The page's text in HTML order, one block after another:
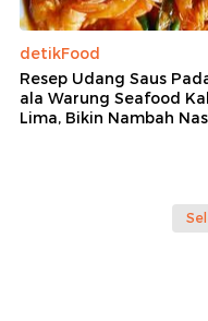
detikFood
Resep Udang Saus
ala Warung Seafood
Lima, Bikin Nambah